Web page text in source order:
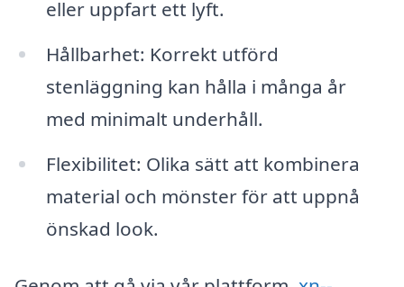
eller uppfart ett lyft.
Hållbarhet: Korrekt utförd
stenläggning kan hålla i många år
med minimalt underhåll.
Flexibilitet: Olika sätt att kombinera
material och mönster för att uppnå
önskad look.